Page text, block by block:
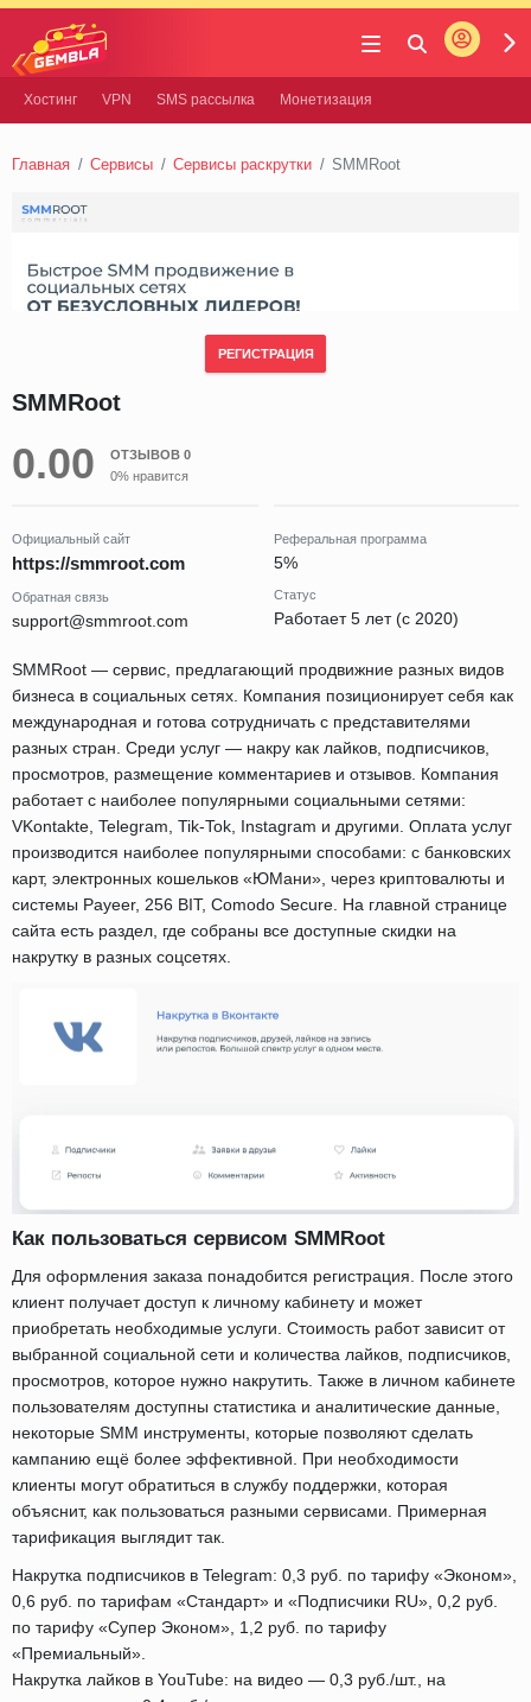
Gembla
Войти
Хостинг VPN SMS рассылка Монетизация
Главная Сервисы Сервисы раскрутки SMMRoot
SMMRoot
0.00
ОТЗЫВОВ 0
0% нравится
Официальный сайт
https://smmroot.com
Обратная связь
support@smmroot.com
Реферальная программа
5%
Статус
Работает 5 лет (с 2020)
SMMRoot — сервис, предлагающий продвижние разных видов
бизнеса в социальных сетях. Компания позиционирует себя как
международная и готова сотрудничать с представителями
разных стран. Среди услуг — накру как лайков, подписчиков,
просмотров, размещение комментариев и отзывов. Компания
работает с наиболее популярными социальными сетями:
VKontakte, Telegram, Tik-Tok, Instagram и другими. Оплата услуг
производится наиболее популярными способами: с банковских
карт, электронных кошельков «ЮМани», через криптовалюты и
системы Payeer, 256 BIT, Comodo Secure. На главной странице
сайта есть раздел, где собраны все доступные скидки на
накрутку в разных соцсетях.
Как пользоваться сервисом SMMRoot
Для оформления заказа понадобится регистрация. После этого
клиент получает доступ к личному кабинету и может
приобретать необходимые услуги. Стоимость работ зависит от
выбранной социальной сети и количества лайков, подписчиков,
просмотров, которое нужно накрутить. Также в личном кабинете
пользователям доступны статистика и аналитические данные,
некоторые SMM инструменты, которые позволяют сделать
кампанию ещё более эффективной. При необходимости
клиенты могут обратиться в службу поддержки, которая
объяснит, как пользоваться разными сервисами. Примерная
тарификация выглядит так.
Накрутка подписчиков в Telegram: 0,3 руб. по тарифу «Эконом»,
0,6 руб. по тарифам «Стандарт» и «Подписчики RU», 0,2 руб.
по тарифу «Супер Эконом», 1,2 руб. по тарифу
«Премиальный».
Накрутка лайков в YouTube: на видео — 0,3 руб./шт., на
РЕГИСТРАЦИЯ